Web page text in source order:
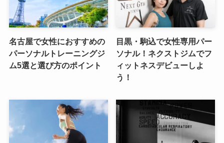
名古屋で女性におすすめの
パーソナルトレーニングジ
ム5選と選び方のポイント
目黒・駒込で女性専用パー
ソナル！ネクストジムでフ
ィットネスデビューしよ
う！